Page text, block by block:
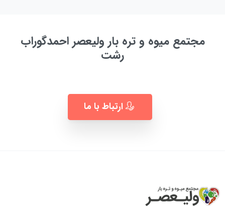
مجتمع میوه و تره بار ولیعصر احمدگوراب
رشت
ارتباط با ما